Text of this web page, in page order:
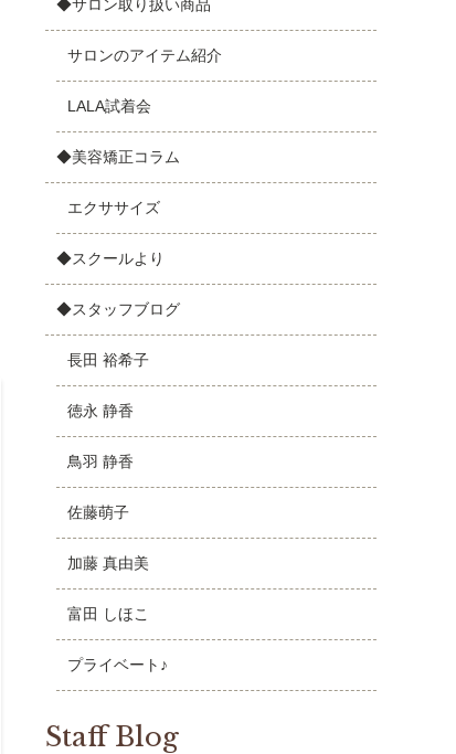
◆サロン取り扱い商品
サロンのアイテム紹介
LALA試着会
◆美容矯正コラム
エクササイズ
◆スクールより
◆スタッフブログ
長田 裕希子
徳永 静香
鳥羽 静香
佐藤萌子
加藤 真由美
富田 しほこ
プライベート♪
Staff Blog